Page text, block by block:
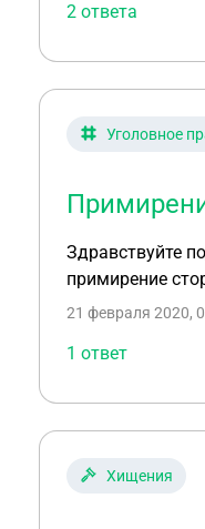
2 ответа
Уголовное
Здравствуйте
примирение
21 февраля 2020,
1 ответ
Хищения